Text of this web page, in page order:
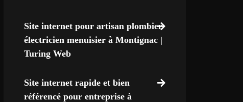
Site internet pour artisan plombier
électricien menuisier à Montignac |
Turing Web
Site internet rapide et bien
référencé pour entreprise à